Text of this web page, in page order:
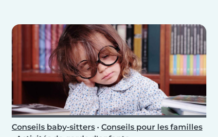
Conseils baby-sitters • Conseils pour les familles